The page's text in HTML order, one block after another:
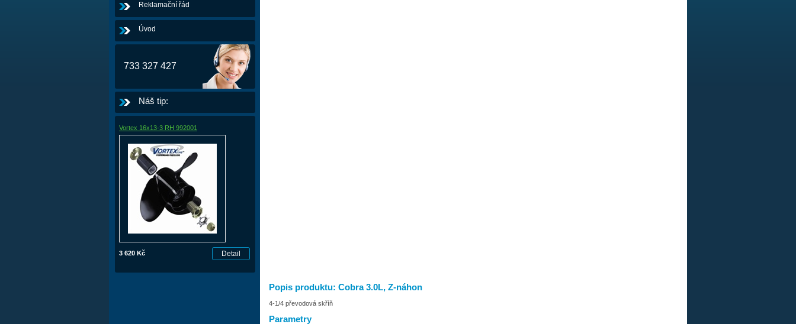
Reklamační řád
Úvod
733 327 427
Náš tip:
Vortex 16x13-3 RH 992001
3 620 Kč
Popis produktu: Cobra 3.0L, Z-náhon
4-1/4 převodová skříň
Parametry